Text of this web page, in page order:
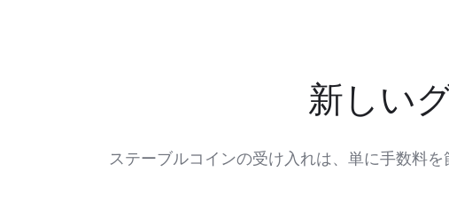
新しい
ステーブルコインの受け入れは、単に手数料